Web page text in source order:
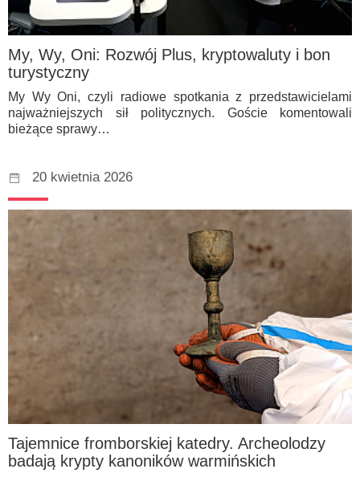
My, Wy, Oni: Rozwój Plus, kryptowaluty i bon
turystyczny
My Wy Oni, czyli radiowe spotkania z przedstawicielami
najważniejszych sił politycznych. Goście komentowali
bieżące sprawy…
20 kwietnia 2026
Tajemnice fromborskiej katedry. Archeolodzy
badają krypty kanoników warmińskich